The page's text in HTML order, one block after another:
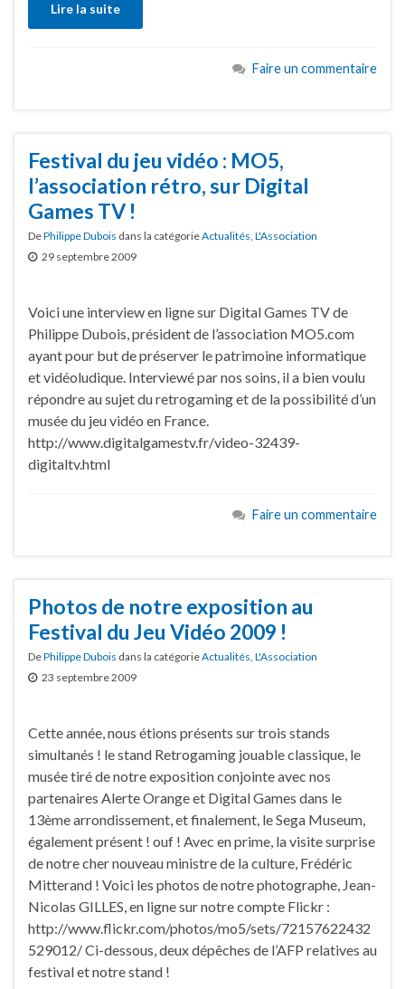
Lire la suite
Faire un commentaire
Festival du jeu vidéo : MO5,
l’association rétro, sur Digital
Games TV !
DePhilippe Dubois dans la catégorieActualités, L'Association
29 septembre 2009
Voici une interview en ligne sur Digital Games TV de
Philippe Dubois, président de l’association MO5.com
ayant pour but de préserver le patrimoine informatique
et vidéoludique. Interviewé par nos soins, il a bien voulu
répondre au sujet du retrogaming et de la possibilité d’un
musée du jeu vidéo en France.
http://www.digitalgamestv.fr/video-32439-
digitaltv.html
Faire un commentaire
Photos de notre exposition au
Festival du Jeu Vidéo 2009 !
DePhilippe Dubois dans la catégorieActualités L'Association
23 septembre 2009
Cette année, nous étions présents sur trois stands
simultanés ! le stand Retrogaming jouable classique, le
musée tiré de notre exposition conjointe avec nos
partenaires Alerte Orange et Digital Games dans le
13ème arrondissement, et finalement, le Sega Museum,
également présent ! ouf ! Avec en prime, la visite surprise
de notre cher nouveau ministre de la culture, Frédéric
Mitterand ! Voici les photos de notre photographe, Jean-
Nicolas GILLES, en ligne sur notre compte Flickr :
http://www.flickr.com/photos/mo5/sets/72157622432
529012/ Ci-dessous, deux dépêches de l’AFP relatives au
festival et notre stand !